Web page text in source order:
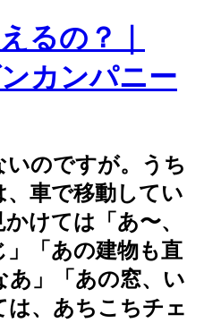
いのですが。うち
車で移動してい
けては「あ〜、
「あの建物も直
あ」「あの窓、い
は、あちこちチェ